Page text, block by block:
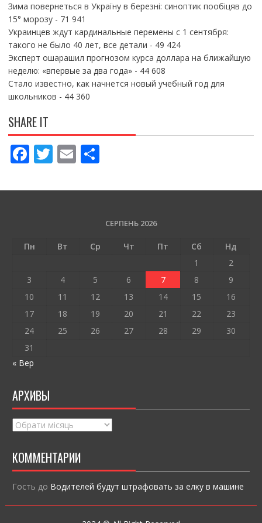
Зима повернеться в Україну в березні: синоптик пообіцяв до
15° морозу- 71 941
Украинцев ждут кардинальные перемены с 1 сентября:
такого не было 40 лет, все детали - 49 424
Эксперт ошарашил прогнозом курса доллара на ближайшую
неделю: «впервые за два года»- 44 608
Стало известно, как начнется новый учебный год для
школьников - 44 360
SHARE IT
F
e
o
T
itt
E
ai
П
ді
и
т
СЕРПЕНЬ 2026
Пн Вт Ср Чт Пт Сб
Нд
1
2
3
4 5 6 7 8
9
10
11 12 13 14 15
16
17
18 19 20 21 22
23
24
25 26 27 28 29
30
31
« Вер
АРХИВЫ
Архивы
КОММЕНТАРИИ
Гость до Водителей будут штрафовать за елку в машине